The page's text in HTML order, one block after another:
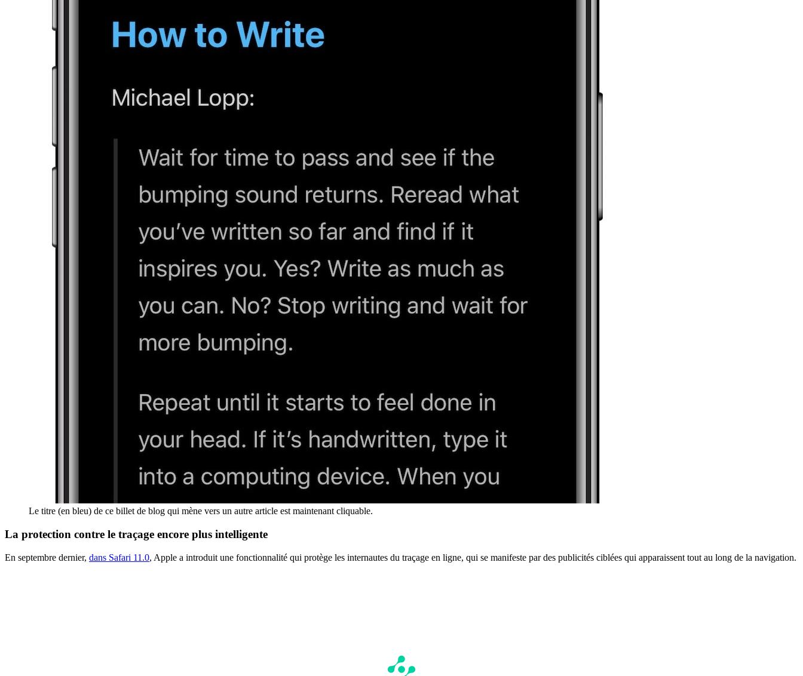
Le titre (en bleu) de ce billet de blog qui mène vers un autre article est maintenant cliquable.
La protection contre le traçage encore plus intelligente
En septembre dernier, dans Safari 11.0, Apple a introduit une fonctionnalité qui protège les internautes du traçage en ligne, qui se manifeste par des publicités ciblées qui apparaissent tout au long de la navigation.